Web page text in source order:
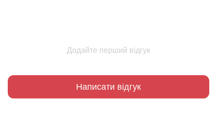
Додайте перший відгук
Написати відгук